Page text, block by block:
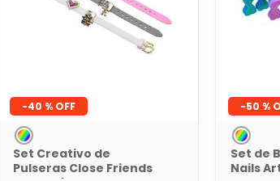
-40 %
Set Creativo de
Pulseras Close Friends
-50 %
Set de
Nails